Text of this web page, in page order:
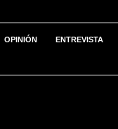
OPINIÓN ENTREVISTA